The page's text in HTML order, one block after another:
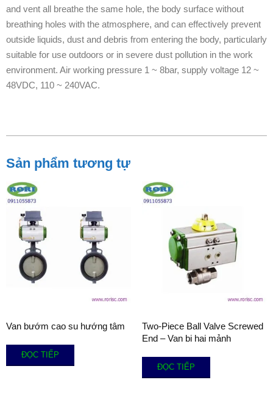
and vent all breathe the same hole, the body surface without
breathing holes with the atmosphere, and can effectively prevent
outside liquids, dust and debris from entering the body, particularly
suitable for use outdoors or in severe dust pollution in the work
environment. Air working pressure 1 ~ 8bar, supply voltage 12 ~
48VDC, 110 ~ 240VAC.
Sản phẩm tương tự
Van bướm cao su hướng tâm
ĐỌC TIẾP
Two-Piece Ball Valve Screwed
End – Van bi hai mảnh
ĐỌC TIẾP